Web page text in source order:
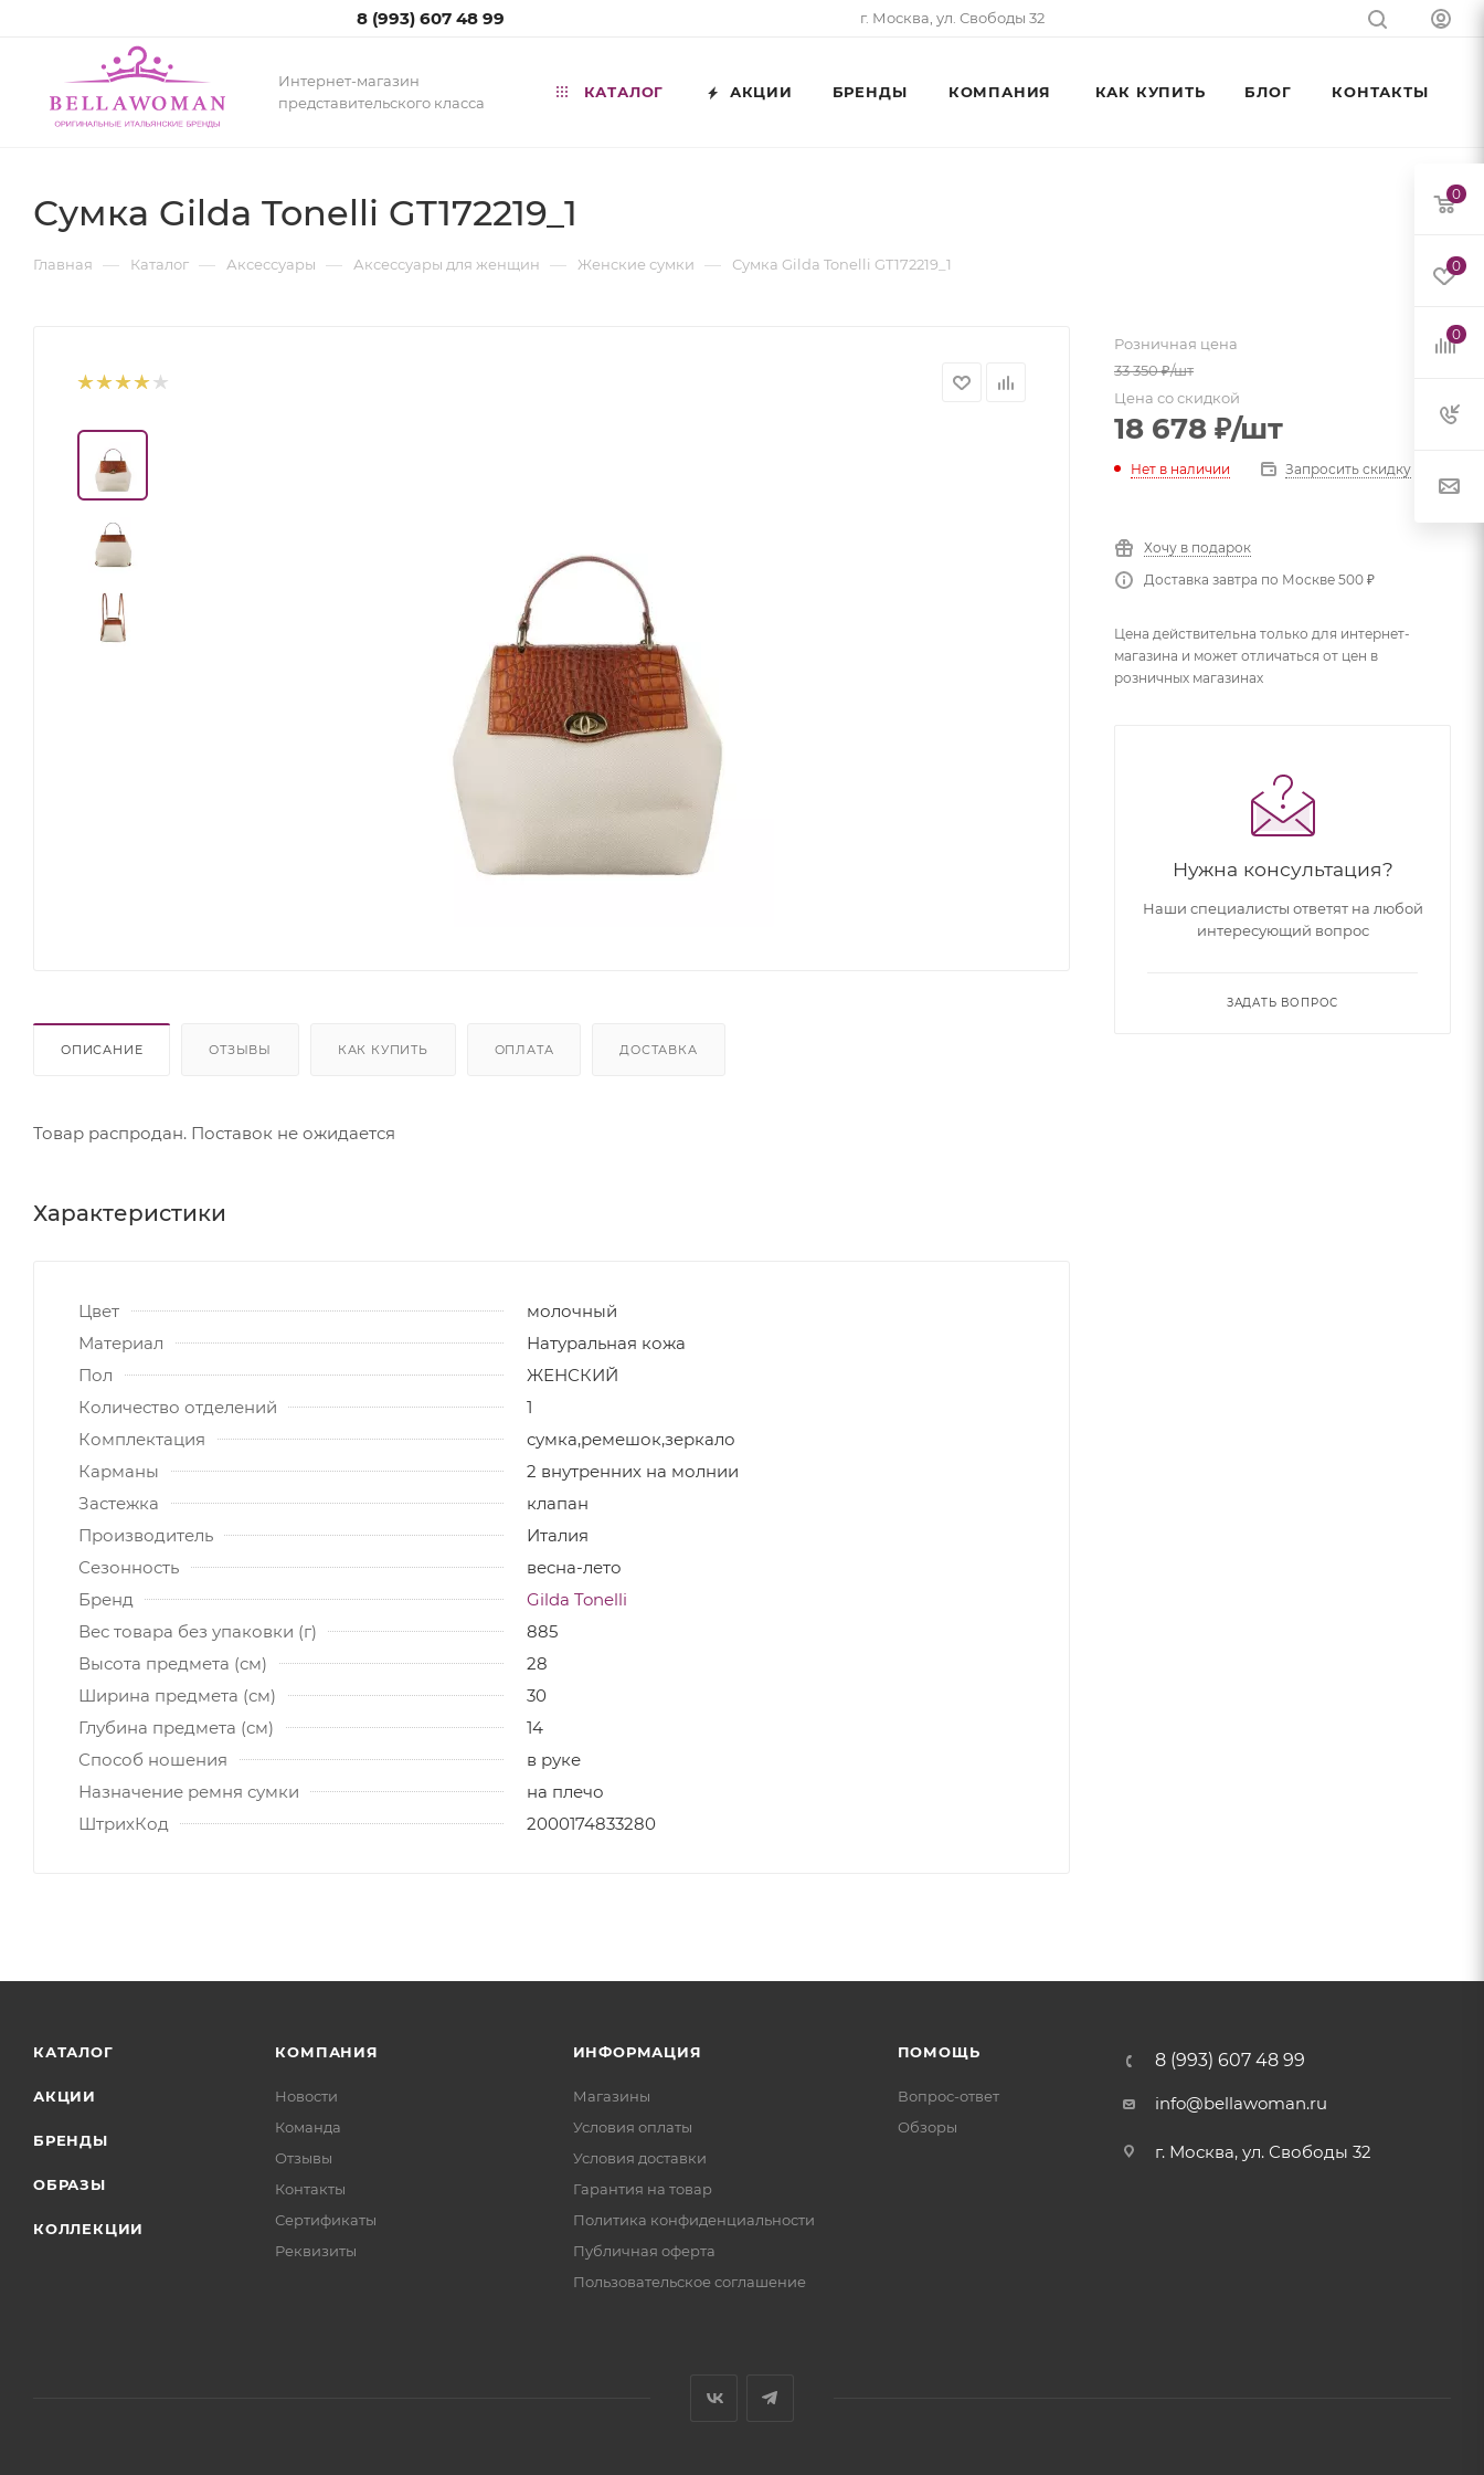
8 (993) 607 48 99 г. Москва, ул. Свободы 32
Интернет-магазин
представительского класса
КАТАЛОГ АКЦИИ БРЕНДЫ КОМПАНИЯ КАК КУПИТЬ БЛОГ КОНТАКТЫ
Сумка Gilda Tonelli GT172219_1
Главная — Каталог — Аксессуары — Аксессуары для женщин — Женские сумки — Сумка Gilda Tonelli GT172219_1
ОПИСАНИЕ ОТЗЫВЫ КАК КУПИТЬ ОПЛАТА ДОСТАВКА
Товар распродан. Поставок не ожидается
Характеристики
Цвет
молочный
Материал
Натуральная кожа
Пол
ЖЕНСКИЙ
Количество отделений
1
Комплектация
сумка,ремешок,зеркало
Карманы
2 внутренних на молнии
Застежка
клапан
Производитель
Италия
Сезонность
весна-лето
Бренд
Gilda Tonelli
Вес товара без упаковки (г)
885
Высота предмета (см)
28
Ширина предмета (см)
30
Глубина предмета (см)
14
Способ ношения
в руке
Назначение ремня сумки
на плечо
ШтрихКод
2000174833280
Розничная цена
33 350₽/шт
Цена со скидкой
18 678 ₽/шт
Нет в наличии Запросить скидку
Хочу в подарок
Доставка завтра по Москве 500 ₽
Цена действительна только для интернет-
магазина и может отличаться от цен в
розничных магазинах
Нужна консультация?
Наши специалисты ответят на любой
интересующий вопрос
ЗАДАТЬ ВОПРОС
КАТАЛОГ
АКЦИИ
БРЕНДЫ
ОБРАЗЫ
КОЛЛЕКЦИИ
КОМПАНИЯ
Новости
Команда
Отзывы
Контакты
Сертификаты
Реквизиты
ИНФОРМАЦИЯ
Магазины
Условия оплаты
Условия доставки
Гарантия на товар
Политика конфиденциальности
Публичная оферта
Пользовательское соглашение
ПОМОЩЬ
Вопрос-ответ
Обзоры
8 (993) 607 48 99
info@bellawoman.ru
г. Москва, ул. Свободы 32
0
0
0